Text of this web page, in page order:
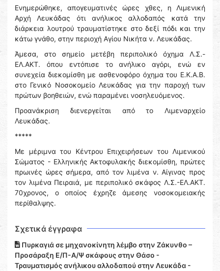
Ενημερώθηκε, απογευματινές ώρες χθες, η Λιμενική
Αρχή Λευκάδας ότι ανήλικος αλλοδαπός κατά την
διάρκεια λουτρού τραυματίστηκε στο δεξί πόδι και την
κάτω γνάθο, στην περιοχή Αγίου Νικήτα ν. Λευκάδας.
Άμεσα, στο σημείο μετέβη περιπολικό όχημα Λ.Σ.-
ΕΛ.ΑΚΤ. όπου εντόπισε το ανήλικο αγόρι, ενώ εν
συνεχεία διεκομίσθη με ασθενοφόρο όχημα του Ε.Κ.Α.Β.
στο Γενικό Νοσοκομείο Λευκάδας για την παροχή των
πρώτων βοηθειών, ενώ παραμένει νοσηλευόμενος.
Προανάκριση διενεργείται από το Λιμεναρχείο
Λευκάδας.
*****
Με μέριμνα του Κέντρου Επιχειρήσεων του Λιμενικού
Σώματος - Ελληνικής Ακτοφυλακής διεκομίσθη, πρώτες
πρωινές ώρες σήμερα, από τον λιμένα ν. Αίγινας προς
τον λιμένα Πειραιά, με περιπολικό σκάφος Λ.Σ.-ΕΛ.ΑΚΤ.
70χρονος, ο οποίος έχρηζε άμεσης νοσοκομειακής
περίθαλψης.
Σχετικά έγγραφα
Πυρκαγιά σε μηχανοκίνητη λέμβο στην Ζάκυνθο –
Προσάραξη Ε/Π-Α/Ψ σκάφους στην Θάσο -
Τραυματισμός ανήλικου αλλοδαπού στην Λευκάδα -